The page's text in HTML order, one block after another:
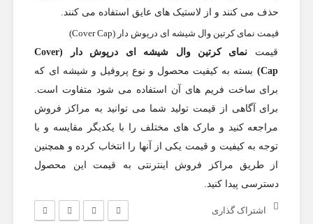
حذف می کنند و از لاستیک های عایق استفاده می کنند.
قیمت نمای کرتین وال شیشه ای درپوش دار (Cover Cap)
قیمتنمای کرتین وال شیشه ای درپوش دار (
Cover
Cap
)بسته به کیفیت محصول و نوع پروفیل و شیشه ای که
برای ساخت فریم های آن استفاده می شود متفاوت است.
برای آگاهی از قیمت تولید شما می توانید به مراکز فروش
مراجعه کنید و مارک های مختلف را با یکدیگر مقایسه و با
توجه به کیفیت و قیمت یکی از آنها را انتخاب کرده و همچنین
از طریق مراکز فروش اینترنتی به قیمت این محصول
دسترسی پیدا کنید.
اشتراک گذاری